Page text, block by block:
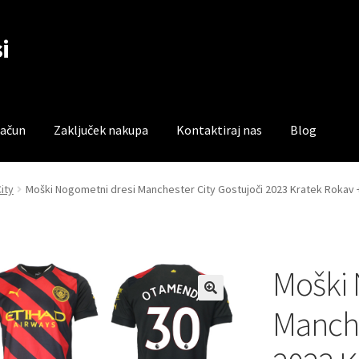
Zaključek nakupa Kontaktiraj nas Blog
Trgovina Zaključek nakupa
Moški Nogometni dresi Manchester City Gostujoči 2023 Kratek Rokav